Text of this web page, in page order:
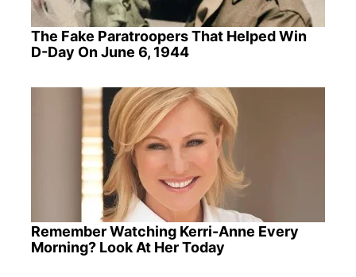
The Fake Paratroopers That Helped Win
D-Day On June 6, 1944
Remember Watching Kerri-Anne Every
Morning? Look At Her Today